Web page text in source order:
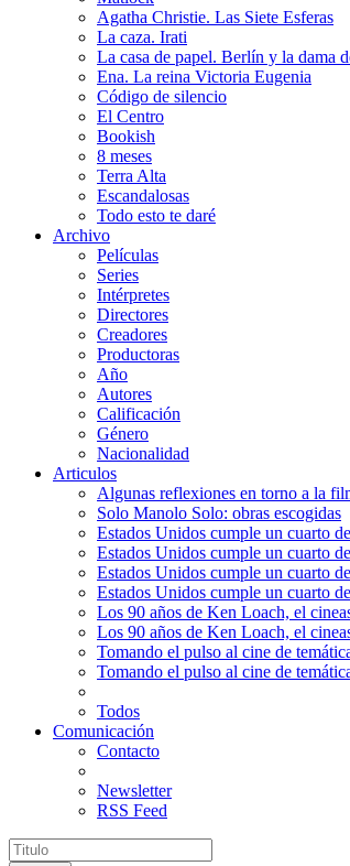
Agatha Christie. Las Siete Esferas
La caza. Irati
La casa de papel. Berlín y la dama
Ena. La reina Victoria Eugenia
Código de silencio
El Centro
Bookish
8 meses
Terra Alta
Escandalosas
Todo esto te daré
Archivo
Películas
Series
Intérpretes
Directores
Creadores
Productoras
Año
Autores
Calificación
Género
Nacionalidad
Articulos
Algunas reflexiones en torno a la
Solo Manolo Solo: obras escogidas
Estados Unidos cumple un cuarto
Estados Unidos cumple un cuarto
Estados Unidos cumple un cuarto
Estados Unidos cumple un cuarto
Los 90 años de Ken Loach, el
Los 90 años de Ken Loach, el
Tomando el pulso al cine de
Tomando el pulso al cine de
Todos
Comunicación
Contacto
Newsletter
RSS Feed